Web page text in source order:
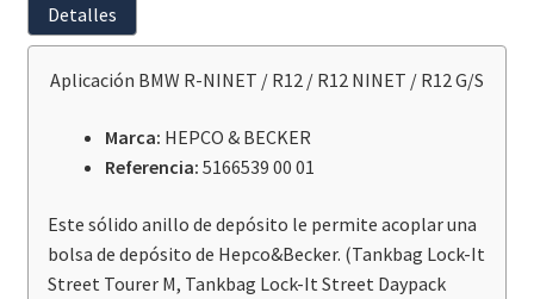
Detalles
Aplicación BMW R-NINET / R12 / R12 NINET / R12 G/S
Marca: HEPCO & BECKER
Referencia: 5166539 00 01
Este sólido anillo de depósito le permite acoplar una
bolsa de depósito de Hepco&Becker. (Tankbag Lock-It
Street Tourer M, Tankbag Lock-It Street Daypack